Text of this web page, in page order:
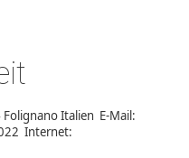
Folignano Italien E-Mail:
Internet: